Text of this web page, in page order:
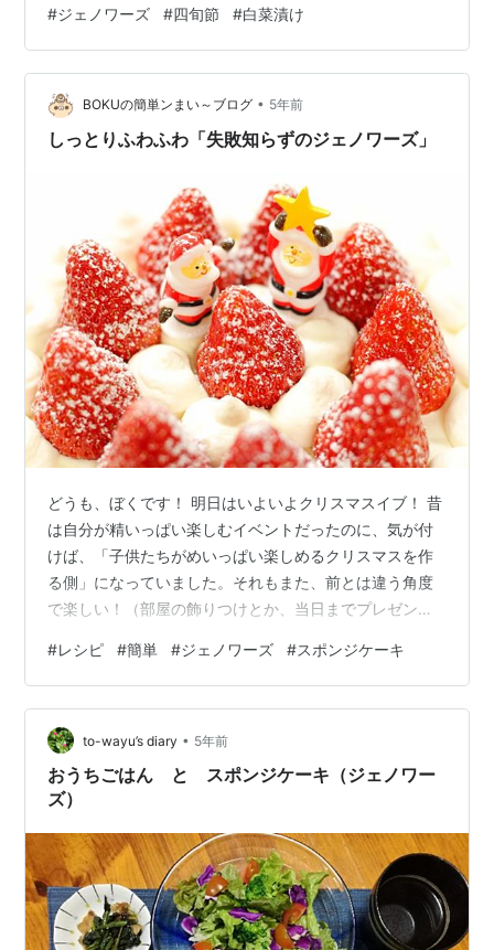
か・・・ お菓子禁止とか・・・ ゲーム禁止とか・・・
何かしたら？という話は出てくる。だが、ワガハイは通
常営業である。多少、間食を控えようとする程度だろう
か。あまり極端なコトをすると体調が悪化するかもしれ
ない。日々の生活リズムを変化させない方…
#ジェノワーズ #四旬節 #白菜漬け
BOKUの簡単ンまい～ブログ • 5年前
しっとりふわふわ「失敗知らずのジェノワーズ」
どうも、ぼくです！ 明日はいよいよクリスマスイブ！ 昔
は自分が精いっぱい楽しむイベントだったのに、気が付
けば、「子供たちがめいっぱい楽しめるクリスマスを作
る側」になっていました。それもまた、前とは違う角度
で楽しい！（部屋の飾りつけとか、当日までプレゼント
い喜ばせポイントだと思っていて、毎年手作りをしてい
ます。手軽な市販のスポンジ（ジェノワーズ）もいいけ
ど、やっぱり自分で焼いた方がしっとりふわふわ～で本
当においしい！ ということで、本日はクリスマスケーキ
のための 「しっとりふわふわジェノワーズ」 をご紹介し
ます。 ※ブログで初のオーブン使用レシ…
#レシピ #簡単 #ジェノワーズ #スポンジケーキ
to-wayu’s diary • 5年前
おうちごはん と スポンジケーキ（ジェノワー
ズ）